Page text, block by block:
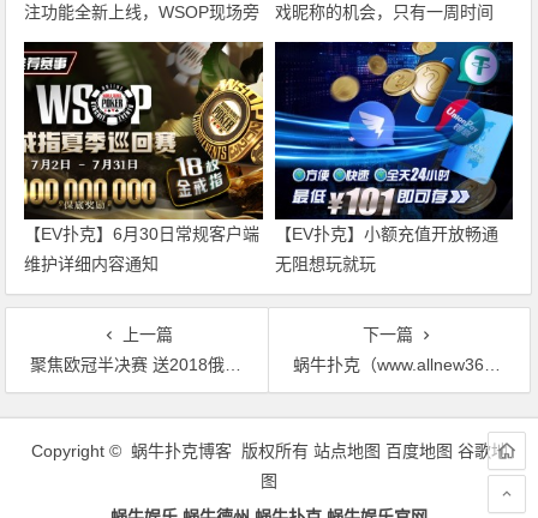
注功能全新上线，WSOP现场旁
观者最火玩法！
戏昵称的机会，只有一周时间
【EV扑克】6月30日常规客户端
维护详细内容通知
【EV扑克】小额充值开放畅通
无阻想玩就玩
上一篇
聚焦欧冠半决赛 送2018俄罗斯世界杯双人游
下一篇
蜗牛扑克（www.allnew366.com）玩奥马哈轻松领走20万美金现金大奖
文
Copyright © 蜗牛扑克博客 版权所有 站点地图 百度地图 谷歌地
图